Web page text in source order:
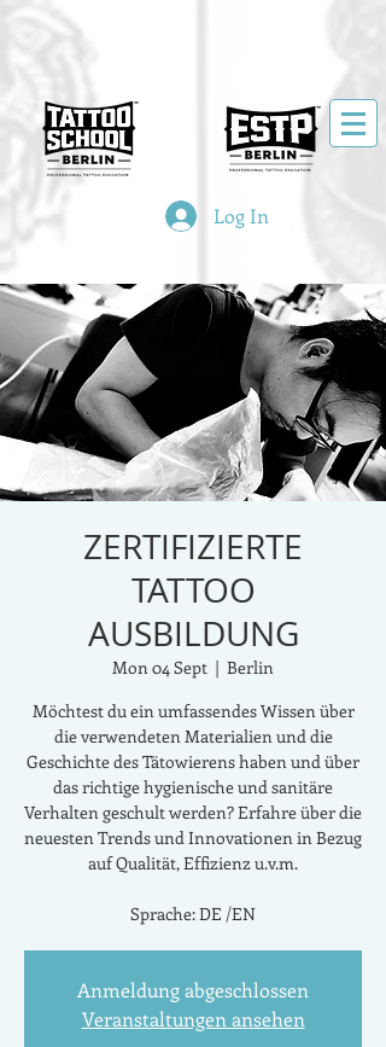
Log In
ZERTIFIZIERTE
TATTOO
AUSBILDUNG
Mon 04 Sept
  |
Berlin
Möchtest du ein umfassendes Wissen über
die verwendeten Materialien und die
Geschichte des Tätowierens haben und über
das richtige hygienische und sanitäre
Verhalten geschult werden? Erfahre über die
neuesten Trends und Innovationen in Bezug
auf Qualität, Effizienz u.v.m.
Sprache: DE /EN
Anmeldung abgeschlossen
Veranstaltungen ansehen